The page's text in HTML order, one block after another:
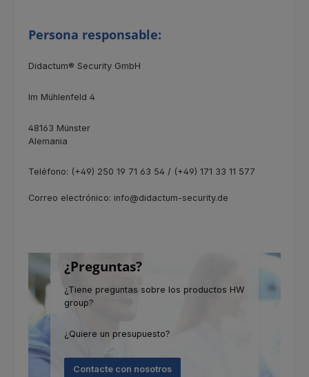
Persona responsable:
Didactum® Security GmbH
Im Mühlenfeld 4
48163 Münster
Alemania
Teléfono: (+49) 250 19 71 63 54 / (+49) 171 33 11 577
Correo electrónico: info@didactum-security.de
¿Preguntas?
¿Tiene preguntas sobre los productos HW
group?
¿Quiere un presupuesto?
Contacte con nosotros